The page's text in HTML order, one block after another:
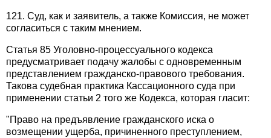
121. Суд, как и заявитель, а также Комиссия, не может
согласиться с таким мнением.
Статья 85 Уголовно-процессуального кодекса
предусматривает подачу жалобы с одновременным
представлением гражданско-правового требования.
Такова судебная практика Кассационного суда при
применении статьи 2 того же Кодекса, которая гласит:
"Право на предъявление гражданского иска о
возмещении ущерба, причиненного преступлением,